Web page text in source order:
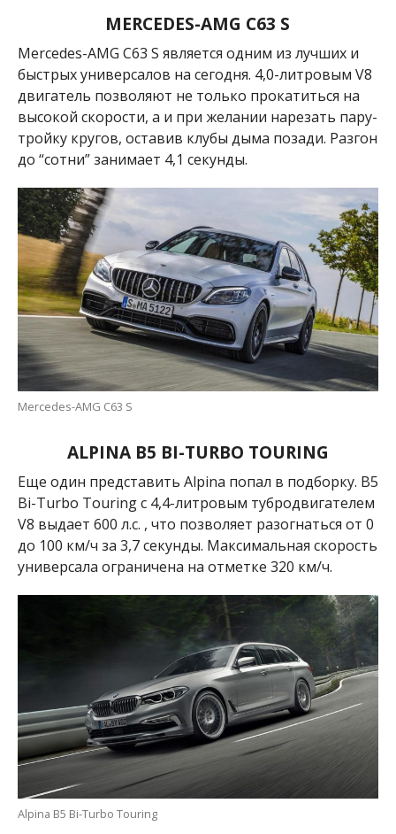
MERCEDES-AMG C63 S
Mercedes-AMG C63 S является одним из лучших и
быстрых универсалов на сегодня. 4,0-литровым V8
двигатель позволяют не только прокатиться на
высокой скорости, а и при желании нарезать пару-
тройку кругов, оставив клубы дыма позади. Разгон
до “сотни” занимает 4,1 секунды.
Mercedes-AMG C63 S
ALPINA B5 BI-TURBO TOURING
Еще один представить Alpina попал в подборку. B5
Bi-Turbo Touring с 4,4-литровым тубродвигателем
V8 выдает 600 л.с. , что позволяет разогнаться от 0
до 100 км/ч за 3,7 секунды. Максимальная скорость
универсала ограничена на отметке 320 км/ч.
Alpina B5 Bi-Turbo Touring